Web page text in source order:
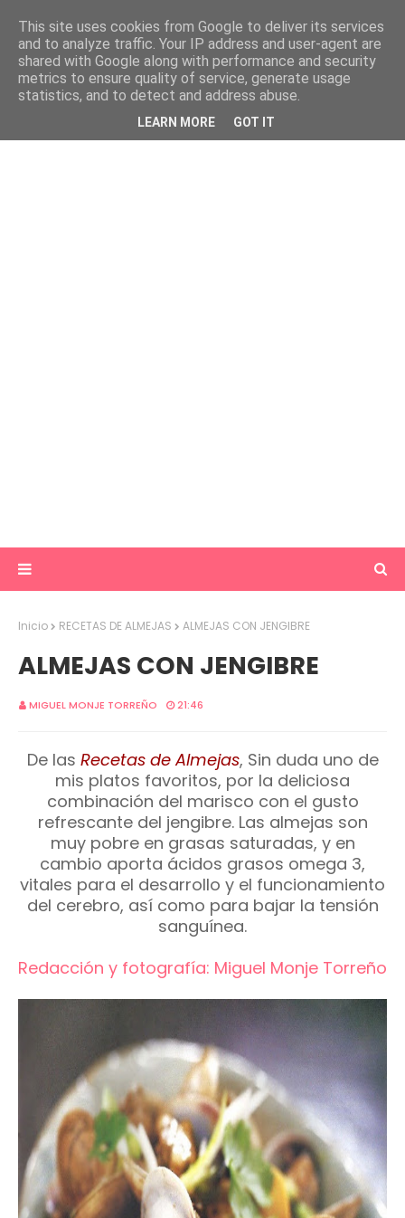
Inicio RECETAS DE ALMEJAS ALMEJAS CON JENGIBRE
ALMEJAS CON JENGIBRE
MIGUEL MONJE TORREÑO 21:46
De las Recetas de Almejas, Sin duda uno de
mis platos favoritos, por la deliciosa
combinación del marisco con el gusto
refrescante del jengibre. Las almejas son
muy pobre en grasas saturadas, y en
cambio aporta ácidos grasos omega 3,
vitales para el desarrollo y el funcionamiento
del cerebro, así como para bajar la tensión
sanguínea.
Redacción y fotografía: Miguel Monje Torreño
This site uses cookies from Google to deliver its services
and to analyze traffic. Your IP address and user-agent are
shared with Google along with performance and security
metrics to ensure quality of service, generate usage
statistics, and to detect and address abuse.
LEARN MORE GOT IT